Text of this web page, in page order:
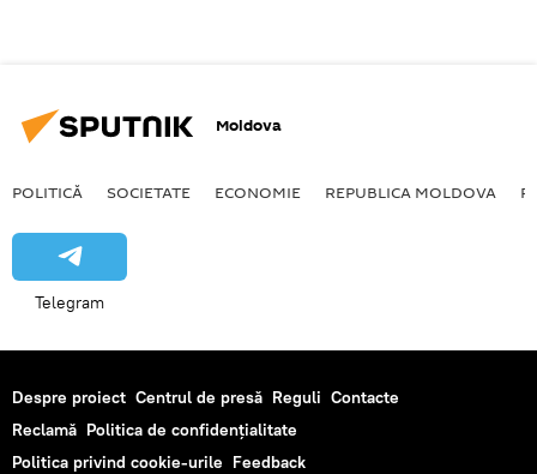
Moldova
POLITICĂ SOCIETATE ECONOMIE REPUBLICA MOLDOVA
Telegram
Despre proiect Centrul de presă Reguli Contacte
Reclamă Politica de confidențialitate
Politica privind cookie-urile Feedback